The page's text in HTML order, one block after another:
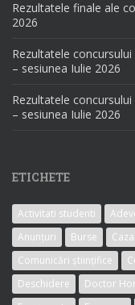
Rezultatele finale ale
2026
Rezultatele
– sesiunea Iulie 2026
Rezultatele
– sesiunea Iulie 2026
ETICHETE
Activitati studenti
Anunțuri
Burse
Comunicări științifice
Deschidere
Doctor